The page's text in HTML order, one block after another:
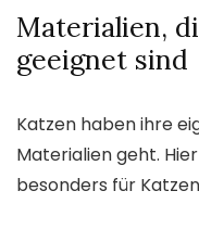
Materialien,
geeignet sind
Katzen haben ihre
Materialien geht.
besonders für